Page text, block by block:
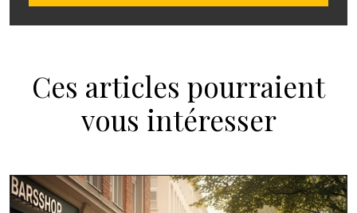
Ces articles pourraient
vous intéresser